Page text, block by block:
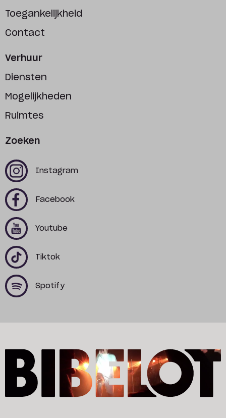
Toegankelijkheid
Contact
Verhuur
Diensten
Mogelijkheden
Ruimtes
Zoeken
xx
Instagram
xx
Facebook
xx
Youtube
xx
Tiktok
xx
Spotify